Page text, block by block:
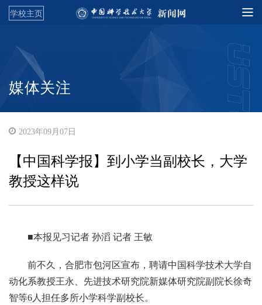
学校主页
媒体关注
2023年09月07日
【中国科学报】到小学当副校长，大学
教授这样说
■本报见习记者 孙滔 记者 王敏
前不久，合肥市包河区宣布，聘请中国科学技术大学自
动化系教授王永、先进技术研究院新媒体研究院副院长徐奇
智等6人担任多所小学科学副校长。